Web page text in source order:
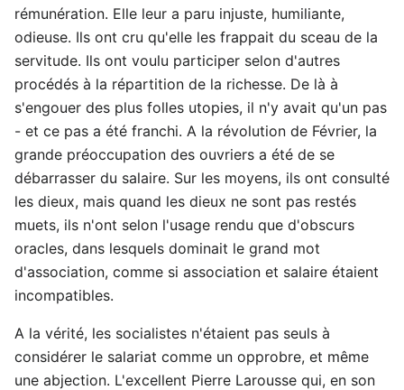
rémunération. Elle leur a paru injuste, humiliante,
odieuse. Ils ont cru qu'elle les frappait du sceau de la
servitude. Ils ont voulu participer selon d'autres
procédés à la répartition de la richesse. De là à
s'engouer des plus folles utopies, il n'y avait qu'un pas
- et ce pas a été franchi. A la révolution de Février, la
grande préoccupation des ouvriers a été de se
débarrasser du salaire. Sur les moyens, ils ont consulté
les dieux, mais quand les dieux ne sont pas restés
muets, ils n'ont selon l'usage rendu que d'obscurs
oracles, dans lesquels dominait le grand mot
d'association, comme si association et salaire étaient
incompatibles.
A la vérité, les socialistes n'étaient pas seuls à
considérer le salariat comme un opprobre, et même
une abjection. L'excellent Pierre Larousse qui, en son